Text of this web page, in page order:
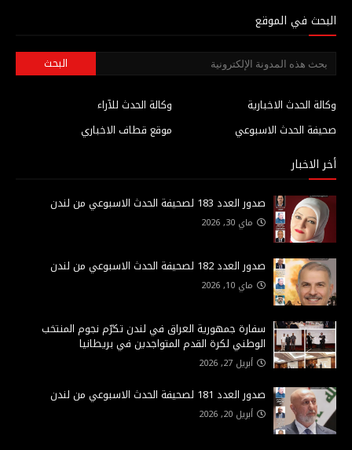
البحث في الموقع
وكالة الحدث للآراء
وكالة الحدث الاخبارية
موقع قطاف الاخباري
صحيفة الحدث الاسبوعي
أخر الاخبار
صدور العدد 183 لصحيفة الحدث الاسبوعي من لندن
ماي 30, 2026
صدور العدد 182 لصحيفة الحدث الاسبوعي من لندن
ماي 10, 2026
سفارة جمهورية العراق في لندن تكرّم نجوم المنتخب
الوطني لكرة القدم المتواجدين في بريطانيا
أبريل 27, 2026
صدور العدد 181 لصحيفة الحدث الاسبوعي من لندن
أبريل 20, 2026